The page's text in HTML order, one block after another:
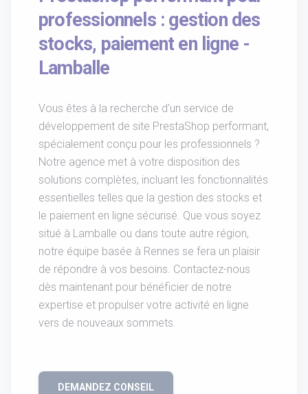
professionnels : gestion des
stocks, paiement en ligne -
Lamballe
Vous êtes à la recherche d'un service de
développement de site PrestaShop performant,
spécialement conçu pour les professionnels ?
Notre agence met à votre disposition des
solutions complètes, incluant les fonctionnalités
essentielles telles que la gestion des stocks et
le paiement en ligne sécurisé. Que vous soyez
situé à Lamballe ou dans toute autre région,
notre équipe basée à Rennes se fera un plaisir
de répondre à vos besoins. Contactez-nous
dès maintenant pour bénéficier de notre
expertise et propulser votre activité en ligne
vers de nouveaux sommets.
DEMANDEZ CONSEIL